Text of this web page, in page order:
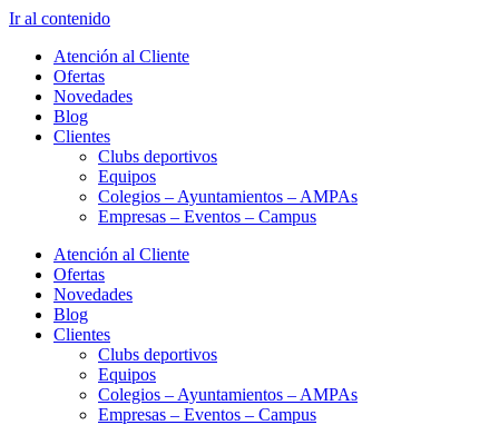
Ir al contenido
Atención al Cliente
Ofertas
Novedades
Blog
Clientes
Clubs deportivos
Equipos
Colegios – Ayuntamientos – AMPAs
Empresas – Eventos – Campus
Atención al Cliente
Ofertas
Novedades
Blog
Clientes
Clubs deportivos
Equipos
Colegios – Ayuntamientos – AMPAs
Empresas – Eventos – Campus